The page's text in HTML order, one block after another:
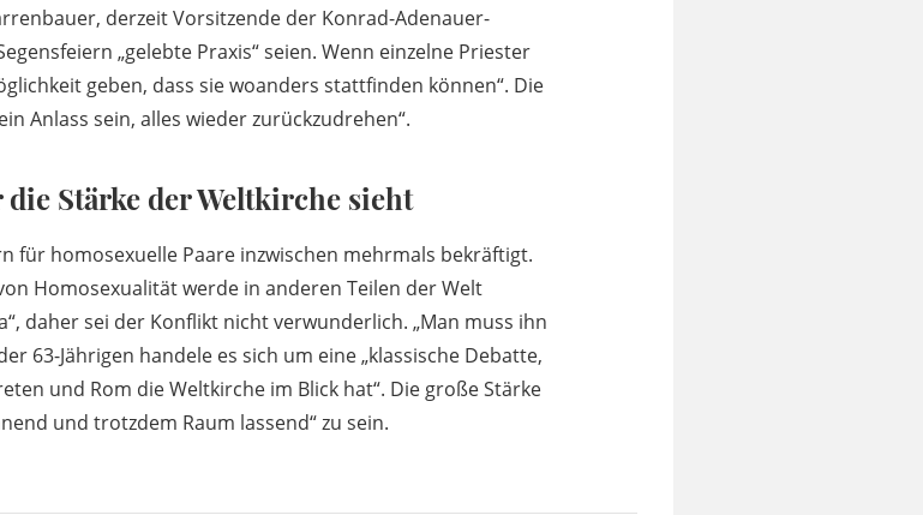
derzeit Vorsitzende der Konrad-Adenauer-
„gelebte Praxis“ seien. Wenn einzelne Priester
geben, dass sie woanders stattfinden können“. Die
Anlass sein, alles wieder zurückzudrehen“.
Stärke der Weltkirche sieht
für homosexuelle Paare inzwischen mehrmals bekräftigt.
Homosexualität werde in anderen Teilen der Welt
daher sei der Konflikt nicht verwunderlich. „Man muss ihn
63-Jährigen handele es sich um eine „klassische Debatte,
und Rom die Weltkirche im Blick hat“. Die große Stärke
und trotzdem Raum lassend“ zu sein.